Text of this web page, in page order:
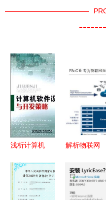
浅析计算机
开发的关键
策略
解析物联网
的手” 销售
逻辑与技术